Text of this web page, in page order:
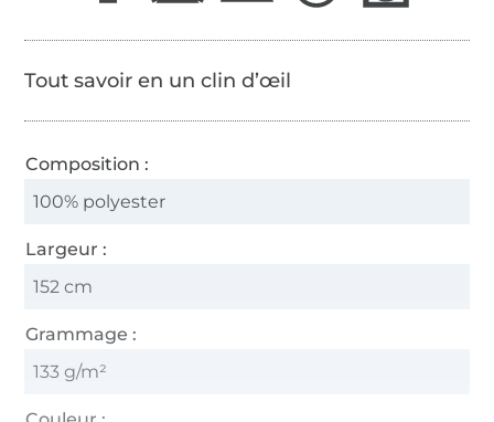
Tout savoir en un clin d’œil
Composition :
100% polyester
Largeur :
152 cm
Grammage :
133 g/m²